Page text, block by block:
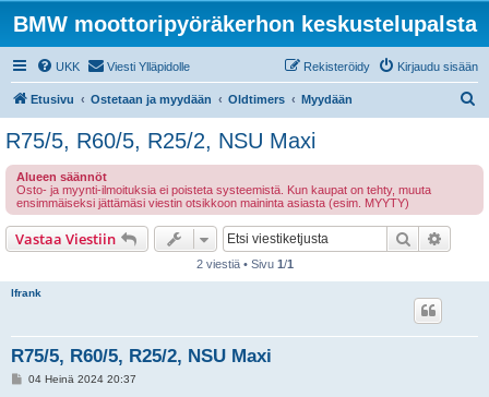
BMW moottoripyöräkerhon keskustelupalsta
UKK Viesti Ylläpidolle Kirjaudu sisään
Rekisteröidy
Etusivu Ostetaan ja myydään Oldtimers Myydään
R75/5, R60/5, R25/2, NSU Maxi
Alueen säännöt
Osto- ja myynti-ilmoituksia ei poisteta systeemistä. Kun kaupat on tehty, muuta
ensimmäiseksi jättämäsi viestin otsikkoon maininta asiasta (esim. MYYTY)
Vastaa Viestiin Etsi
2 viestiä • Sivu 1/1
lfrank
R75/5, R60/5, R25/2, NSU Maxi
V04 Heinä 2024 20:37